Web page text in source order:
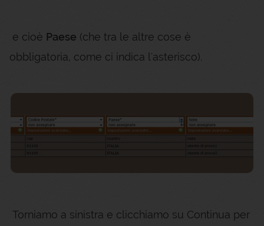
e cioè Paese (che tra le altre cose è
obbligatoria, come ci indica l'asterisco).
Torniamo a sinistra e clicchiamo su Continua per